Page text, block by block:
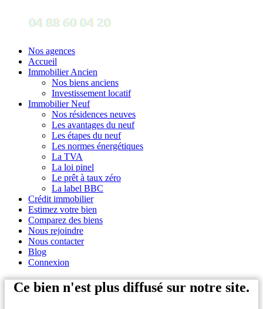
Nos agences
Accueil
Immobilier Ancien
Nos biens anciens
Investissement locatif
Immobilier Neuf
Nos résidences neuves
Les avantages du neuf
Les étapes du neuf
Les normes énergétiques
La TVA
La loi pinel
Le prêt à taux zéro
La label BBC
Crédit immobilier
Estimez votre bien
Comparez des biens
Nous rejoindre
Nous contacter
Blog
Connexion
Ce bien n'est plus diffusé sur notre site.